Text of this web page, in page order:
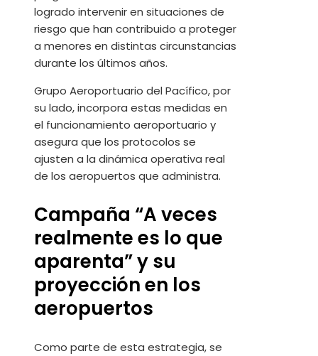
logrado intervenir en situaciones de
riesgo que han contribuido a proteger
a menores en distintas circunstancias
durante los últimos años.
Grupo Aeroportuario del Pacífico, por
su lado, incorpora estas medidas en
el funcionamiento aeroportuario y
asegura que los protocolos se
ajusten a la dinámica operativa real
de los aeropuertos que administra.
Campaña “A veces
realmente es lo que
aparenta” y su
proyección en los
aeropuertos
Como parte de esta estrategia, se